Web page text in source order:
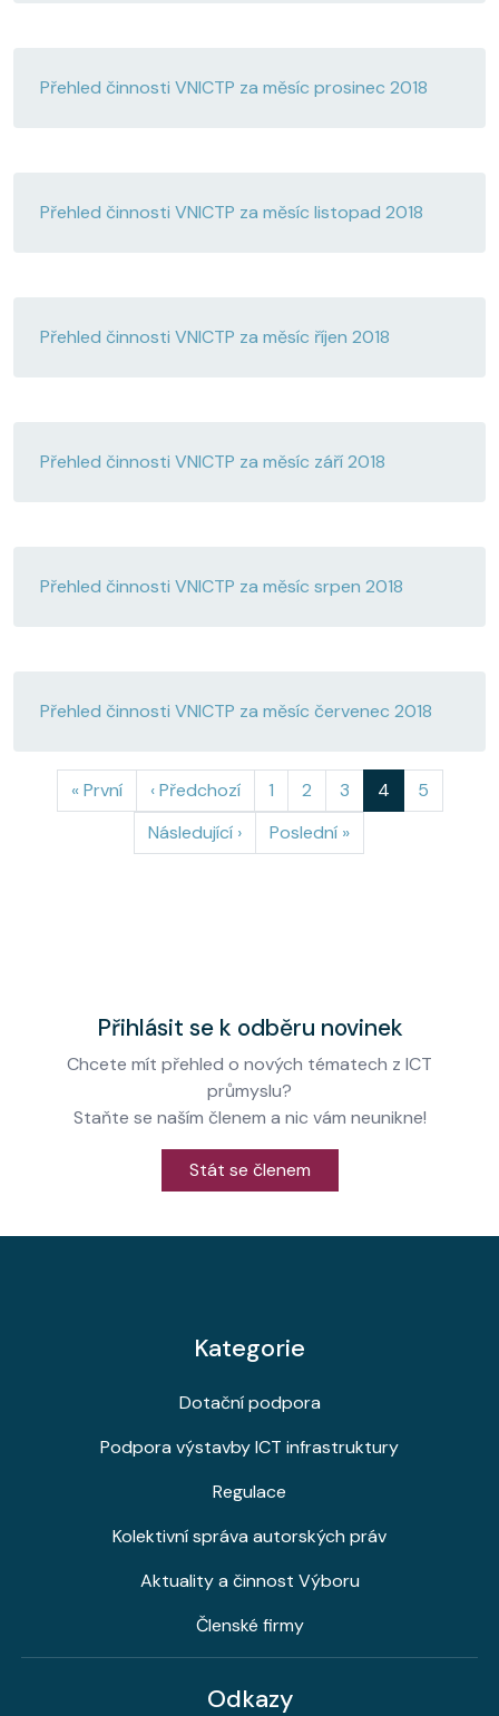
Přehled činnosti VNICTP za měsíc prosinec 2018
Přehled činnosti VNICTP za měsíc listopad 2018
Přehled činnosti VNICTP za měsíc říjen 2018
Přehled činnosti VNICTP za měsíc září 2018
Přehled činnosti VNICTP za měsíc srpen 2018
Přehled činnosti VNICTP za měsíc červenec 2018
Pagination
First page
« První Předchozí stránka
‹ Předchozí Page
1 Page
2 Page
3 Aktuální
4 Page
5
Následující stránka
Následující › Poslední stránka
Poslední »
Přihlásit se k odběru novinek
Chcete mít přehled o nových tématech z ICT
průmyslu?
Staňte se naším členem a nic vám neunikne!
Stát se členem
Kategorie
Dotační podpora
Podpora výstavby ICT infrastruktury
Regulace
Kolektivní správa autorských práv
Aktuality a činnost Výboru
Členské firmy
Odkazy